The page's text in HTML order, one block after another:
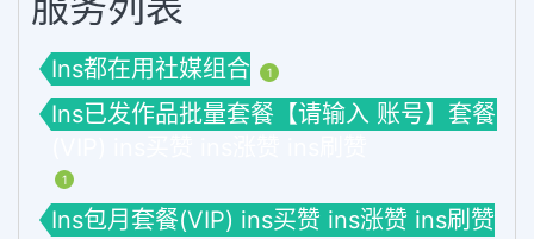
Ins都在用社媒组合 1
Ins已发作品批量套餐【请输入 账号】套餐
1
Ins包月套餐(VIP) ins买赞 ins涨赞 ins刷赞